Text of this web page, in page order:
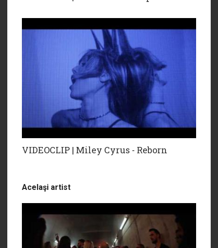
VIDEOCLIP | Miley Cyrus - Reborn
Acelaşi artist